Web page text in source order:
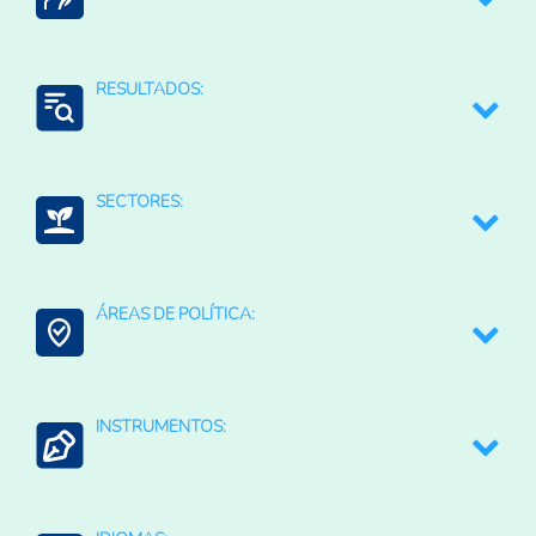
RESULTADOS:
Mitigación de riesgos
Resiliencia al cambio climático
SECTORES:
Medio ambiente y recursos naturales
Finanzas Bancario Seguros
ÁREAS DE POLÍTICA:
Agricultura Regenerativa y Resiliente
INSTRUMENTOS: